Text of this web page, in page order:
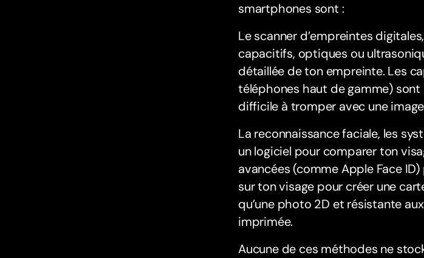
smartphones sont :
Le scanner d’empreintes
capacitifs, optiques ou
détaillée de ton empreinte. Les
téléphones haut de gamme)
difficile à tromper avec une
La reconnaissance faciale, les
un logiciel pour comparer ton
avancées (comme Apple Face
sur ton visage pour créer une
qu’une photo 2D et résistante
imprimée.
Aucune de ces méthodes ne